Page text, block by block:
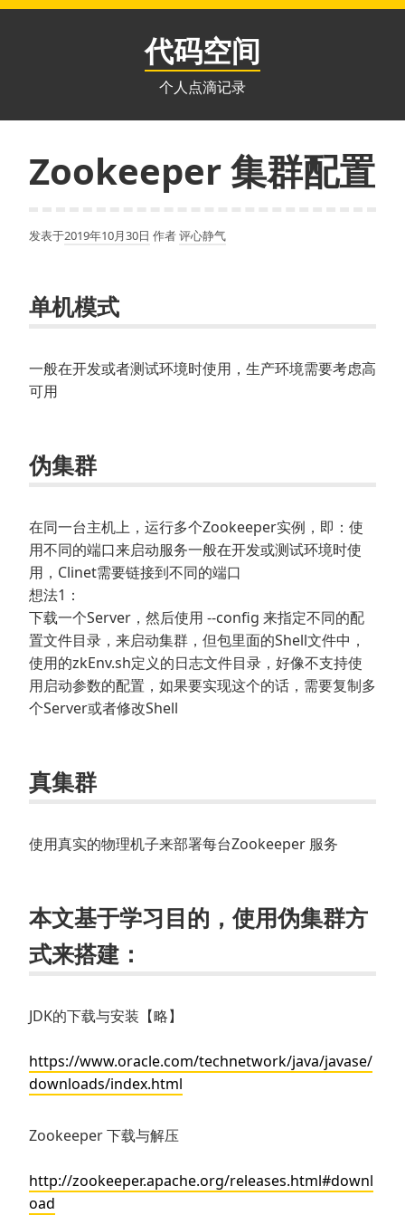
跳
代码空间
个人点滴记录
Zookeeper 集群配置
发表于2019年10月30日 作者评心静气
单机模式
一般在开发或者测试环境时使用，生产环境需要考虑高
可用
伪集群
在同一台主机上，运行多个Zookeeper实例，即：使
用不同的端口来启动服务一般在开发或测试环境时使
用，Clinet需要链接到不同的端口
想法1：
下载一个Server，然后使用 --config 来指定不同的配
置文件目录，来启动集群，但包里面的Shell文件中，
使用的zkEnv.sh定义的日志文件目录，好像不支持使
用启动参数的配置，如果要实现这个的话，需要复制多
个Server或者修改Shell
真集群
使用真实的物理机子来部署每台Zookeeper 服务
本文基于学习目的，使用伪集群方
式来搭建：
JDK的下载与安装【略】
https://www.oracle.com/technetwork/java/javase/
downloads/index.html
Zookeeper 下载与解压
http://zookeeper.apache.org/releases.html#downl
oad